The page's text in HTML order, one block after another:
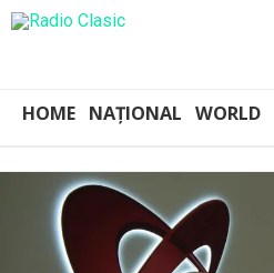
HOME NAȚIONAL WORLD